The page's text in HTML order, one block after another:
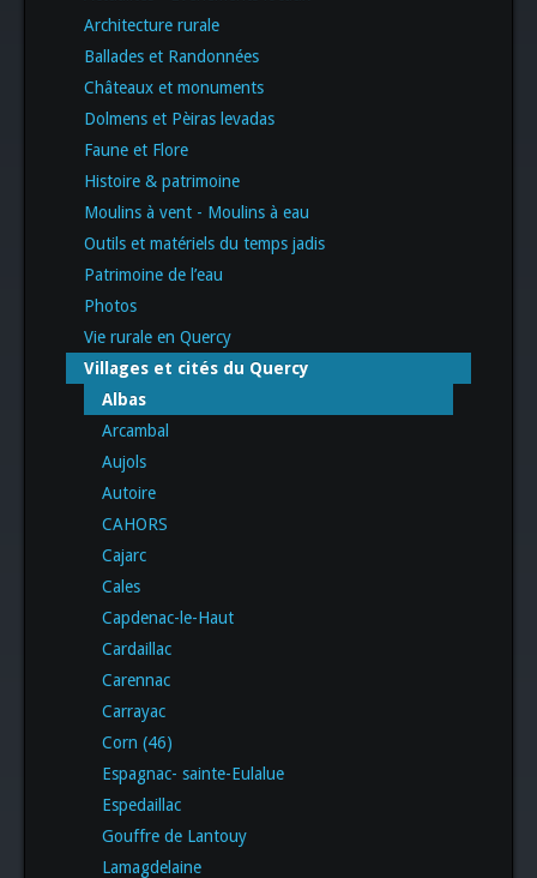
Architecture rurale
Ballades et Randonnées
Châteaux et monuments
Dolmens et Pèiras levadas
Faune et Flore
Histoire & patrimoine
Moulins à vent - Moulins à eau
Outils et matériels du temps jadis
Patrimoine de l’eau
Photos
Vie rurale en Quercy
Villages et cités du Quercy
Albas
Arcambal
Aujols
Autoire
CAHORS
Cajarc
Cales
Capdenac-le-Haut
Cardaillac
Carennac
Carrayac
Corn (46)
Espagnac- sainte-Eulalue
Espedaillac
Gouffre de Lantouy
Lamagdelaine